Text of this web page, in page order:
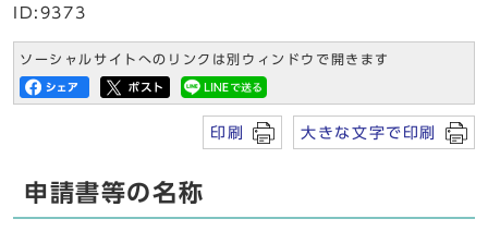
ID:9373
ソーシャルサイトへのリンクは別ウィンドウで開きます
印刷 大きな文字で印刷
申請書等の名称